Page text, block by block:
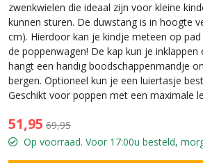
zwenkwielen die ideaal zijn voor kleine
kunnen sturen. De duwstang is in hoogte
cm). Hierdoor kan je kindje meteen op
de poppenwagen! De kap kun je inklappen
hangt een handig boodschappenmandje
bergen. Optioneel kun je een luiertasje
Geschikt voor poppen met een maximale
51,95 69,95
Op voorraad. Voor 17:00u besteld,